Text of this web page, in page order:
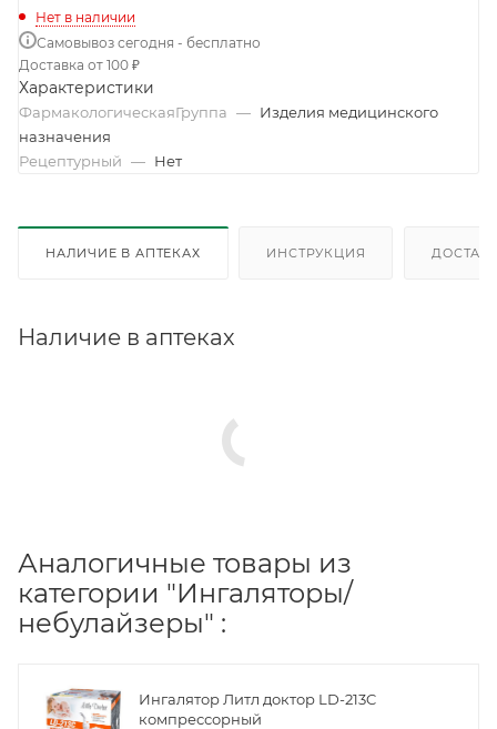
Нет в наличии
Самовывоз сегодня - бесплатно
Доставка от 100 ₽
Характеристики
ФармакологическаяГруппа — Изделия медицинского
назначения
Рецептурный — Нет
НАЛИЧИЕ В АПТЕКАХ ИНСТРУКЦИЯ
Наличие в аптеках
Аналогичные товары из
категории "Ингаляторы/
небулайзеры" :
Ингалятор Литл доктор LD-213C
компрессорный